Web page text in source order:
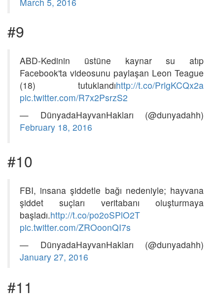
#9
ABD-Kedinin üstüne kaynar su atıp
Facebook'ta videosunu paylaşan Leon Teague
(18) tutuklandıhttp://t.co/PrlgKCQx2a
pic.twitter.com/R7x2PsrzS2
— DünyadaHayvanHakları (@dunyadahh)
February 18, 2016
#10
FBI, insana şiddetle bağı nedeniyle; hayvana
şiddet suçları veritabanı oluşturmaya
başladı.http://t.co/po2oSPlO2T
pic.twitter.com/ZROoonQI7s
— DünyadaHayvanHakları (@dunyadahh)
January 27, 2016
#11